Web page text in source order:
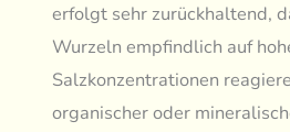
erfolgt sehr zurückhaltend,
Wurzeln empfindlich auf
Salzkonzentrationen
organischer oder